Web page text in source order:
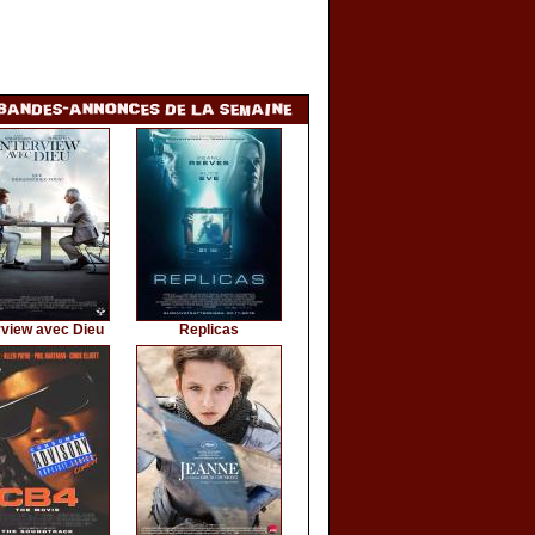
avec Dieu Replicas